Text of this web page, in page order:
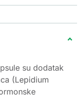
su dodatak
(Lepidium